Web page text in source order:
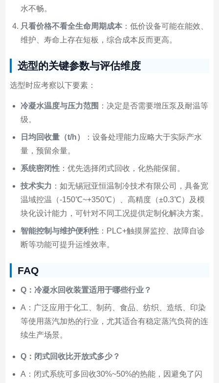
水不畅。
只看价格不看全生命周期成本：低价设备可能在能效、
维护、寿命上存在短板，综合成本反而更高。
选型的关键参数与评估维度
选型时应考察以下要素：
冷凝水温度与压力范围 ：决定是否需要增压泵及耐温等
级。
日均回收量（t/h）
：设备处理能力应略大于实际产水
量，预留余量。
系统密闭性：优先选择闭式回收，化热能保留。
技术实力 ：如无锡冠亚恒温制冷技术有限公司，具备宽
温域控温（-150℃~+350℃）、高精度（±0.3℃）及模
块化设计能力，可针对不同工况提供定制化解决方案。
智能控制与维护便利性：PLC+触摸屏监控、故障自诊
断等功能可提升运维效率。
FAQ
Q：冷凝水回收装置适用于哪些行业？
A：广泛应用于化工、制药、食品、纺织、造纸、印染
等使用蒸汽加热的行业，尤其适合有稳定蒸汽负荷的连
续生产场景。
Q：闭式回收比开放式多少？
A：闭式系统可多回收30%~50%的热能，因避免了闪